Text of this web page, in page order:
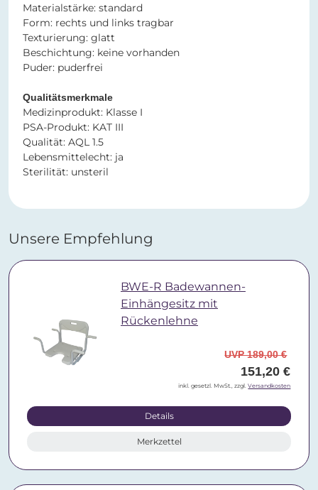
Materialstärke: standard
Form: rechts und links tragbar
Texturierung: glatt
Beschichtung: keine vorhanden
Puder: puderfrei
Qualitätsmerkmale
Medizinprodukt: Klasse I
PSA-Produkt: KAT III
Qualität: AQL 1.5
Lebensmittelecht: ja
Sterilität: unsteril
Unsere Empfehlung
BWE-R Badewannen-
Einhängesitz mit
Rückenlehne
UVP 189,00 €
151,20 €
inkl. gesetzl. MwSt., zzgl.Versandkosten
Details
Merkzettel